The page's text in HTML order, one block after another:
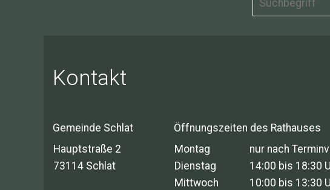
Kontakt
Gemeinde Schlat
Hauptstraße 2
73114 Schlat
Öffnungszeiten des Rathauses
Montag
nur nach
Dienstag
14:00 bis 18:30
Mittwoch
10:00 bis 13:30